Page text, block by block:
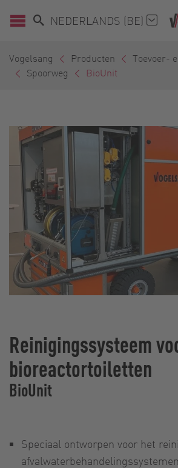
NEDERLANDS (BE)
Vogelsang Producten
Toevoer-
Spoorweg
BioUnit
Reinigingssysteem
bioreactortoiletten
BioUnit
Speciaal ontworpen voor het